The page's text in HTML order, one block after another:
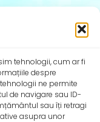
tehnologii, cum ar fi
despre
ne permite
de navigare sau ID-
sau îți retragi
asupra unor